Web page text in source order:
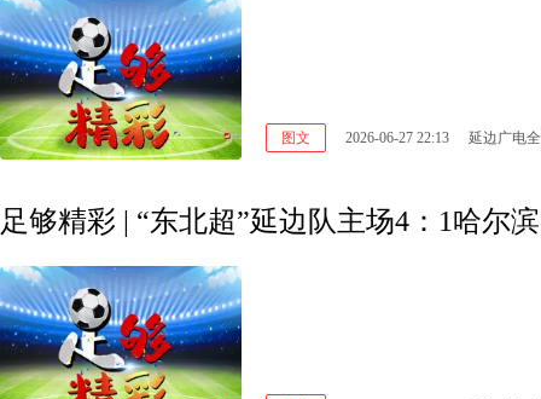
图文 2026-06-27 22:13 延边广电
足够精彩 | “东北超”延边队主场4：1哈尔